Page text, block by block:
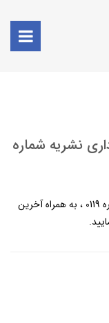
نشریه شماره
دستورالعمل هاي همسان نقشه برداري نشریه شماره 0119 ، به همراه آخرین